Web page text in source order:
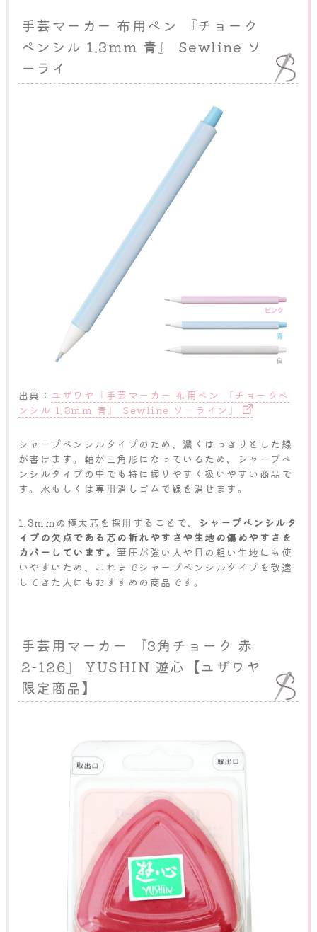
手芸マーカー 布用ペン 『チョーク
ペンシル 1.3mm 青』 Sewline ソ
ーライ
出典： ユザワヤ「手芸マーカー 布用ペン 『チョークペ
ンシル 1.3mm 青』 Sewline ソーライン」
シャープペンシルタイプのため、濃くはっきりとした線
が書けます。軸が三角形になっているため、シャープペ
ンシルタイプの中でも特に握りやすく扱いやすい商品で
す。水もしくは専用消しゴムで線を消せます。
1.3mmの極太芯を採用することで、
シャープペンシルタ
イプの欠点である芯の折れやすさや生地の傷めやすさを
カバーしています。 筆圧が強い人や目の粗い生地にも使
いやすいため、これまでシャープペンシルタイプを敬遠
してきた人にもおすすめの商品です。
手芸用マーカー 『3角チョーク 赤
2-126』 YUSHIN 遊心【ユザワヤ
限定商品】